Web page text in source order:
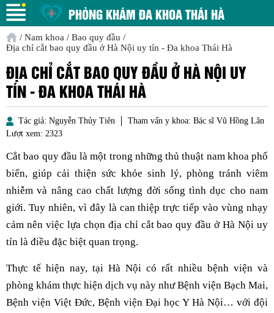
PHÒNG KHÁM ĐA KHOA THÁI HÀ
/ Nam khoa / Bao quy đầu /
Địa chỉ cắt bao quy đầu ở Hà Nội uy tín - Đa khoa Thái Hà
ĐỊA CHỈ CẮT BAO QUY ĐẦU Ở HÀ NỘI UY
TÍN - ĐA KHOA THÁI HÀ
Tác giả: Nguyễn Thủy Tiên Tham vấn y khoa: Bác sĩ Vũ Hồng Lân
Lượt xem: 2323
Cắt bao quy đầu là một trong những thủ thuật nam khoa phổ
biến, giúp cải thiện sức khỏe sinh lý, phòng tránh viêm
nhiễm và nâng cao chất lượng đời sống tình dục cho nam
giới. Tuy nhiên, vì đây là can thiệp trực tiếp vào vùng nhạy
cảm nên việc lựa chọn địa chỉ cắt bao quy đầu ở Hà Nội uy
tín là điều đặc biệt quan trọng.
Thực tế hiện nay, tại Hà Nội có rất nhiều bệnh viện và
phòng khám thực hiện dịch vụ này như Bệnh viện Bạch Mai,
Bệnh viện Việt Đức, Bệnh viện Đại học Y Hà Nội… với đội